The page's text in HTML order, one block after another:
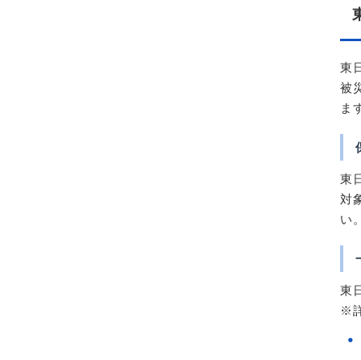
東
被
ま
東
対
い。
東
※